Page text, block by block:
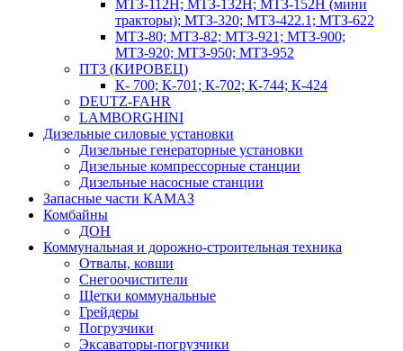
МТЗ-112Н; МТЗ-132Н; МТЗ-152Н (мини
тракторы); МТЗ-320; МТЗ-422.1; МТЗ-622
МТЗ-80; МТЗ-82; МТЗ-921; МТЗ-900;
МТЗ-920; МТЗ-950; МТЗ-952
ПТЗ (КИРОВЕЦ)
К- 700; К-701; К-702; К-744; К-424
DEUTZ-FAHR
LAMBORGHINI
Дизельные силовые установки
Дизельные генераторные установки
Дизельные компрессорные станции
Дизельные насосные станции
Запасные части КАМАЗ
Комбайны
ДОН
Коммунальная и дорожно-строительная техника
Отвалы, ковши
Снегоочистители
Щетки коммунальные
Грейдеры
Погрузчики
Эксаваторы-погрузчики